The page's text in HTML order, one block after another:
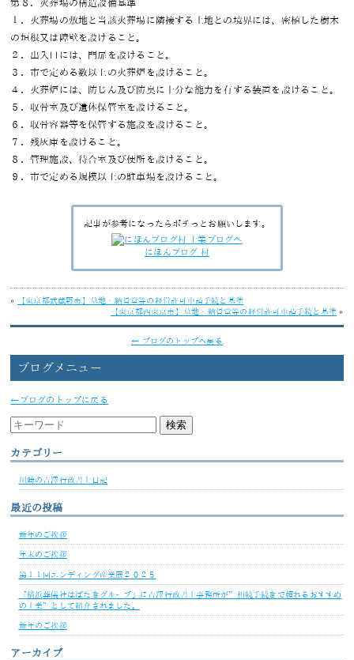
第８．火葬場の構造設備基準
１．火葬場の敷地と当該火葬場に隣接する土地との境界には、密植した樹木
の垣根又は障壁を設けること。
２．出入口には、門扉を設けること。
３．市で定める数以上の火葬炉を設けること。
４．火葬炉には、防じん及び防臭に十分な能力を有する装置を設けること。
５．収骨室及び遺体保管室を設けること。
６．収骨容器等を保管する施設を設けること。
７．残灰庫を設けること。
８．管理施設、待合室及び便所を設けること。
９．市で定める規模以上の駐車場を設けること。
記事が参考になったらポチっとお願いします。
にほんブログ 村
«
【東京都武蔵野市】墓地・納骨堂等の経営許可申請手続と基準
【東京都西東京市】墓地・納骨堂等の経営許可申請手続と基準 »
← ブログのトップへ戻る
ブログメニュー
←ブログのトップに戻る
カテゴリー
川崎の吉澤行政書士日記
最近の投稿
新年のご挨拶
年末のご挨拶
第１１回エンディング産業展２０２５
「横浜葬儀社はばたきグループ」に吉澤行政書士事務所が”相続手続きで頼れるおすすめ
の士業”として紹介されました。
新年のご挨拶
アーカイブ